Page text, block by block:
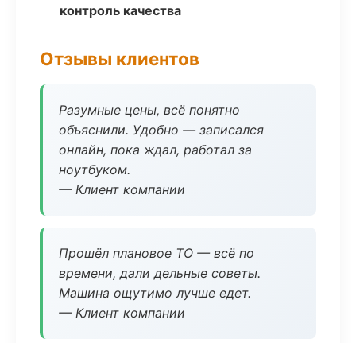
контроль качества
Отзывы клиентов
Разумные цены, всё понятно
объяснили. Удобно — записался
онлайн, пока ждал, работал за
ноутбуком.
— Клиент компании
Прошёл плановое ТО — всё по
времени, дали дельные советы.
Машина ощутимо лучше едет.
— Клиент компании